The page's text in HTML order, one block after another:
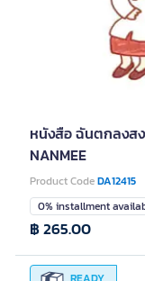
หนังสือ ฉันตกลงส
NANMEE
Product CodeDA12415
0% installment
฿ 265.00